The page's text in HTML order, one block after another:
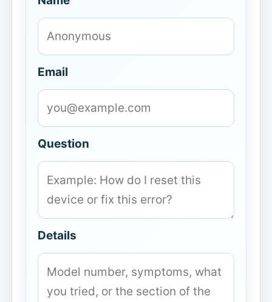
Email
Question
Details